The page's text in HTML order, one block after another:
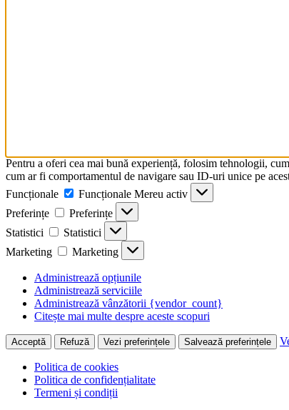
Pentru a oferi cea mai bună experiență, folosim tehnologii,
cum ar fi comportamentul de navigare sau ID-uri unice pe
Funcționale
Funcționale Mereu activ
Preferințe
Preferințe
Statistici
Statistici
Marketing
Marketing
Administrează opțiunile
Administrează serviciile
Administrează vânzătorii {vendor_count}
Citește mai multe despre aceste scopuri
Acceptă Refuză Vezi preferințele Salvează preferințele
Politica de cookies
Politica de confidențialitate
Termeni și condiții
Economisiți până la -25%
Obțineți reducere
pentru Drone